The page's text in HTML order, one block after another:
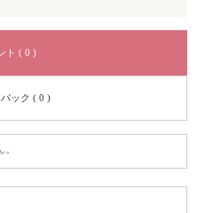
ト ( 0 )
バック ( 0 )